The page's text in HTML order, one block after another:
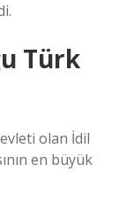
Türk
olan İdil
en büyük